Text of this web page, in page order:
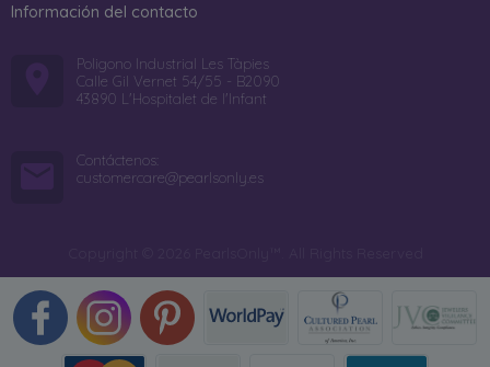
Información del contacto
Poligono Industrial Les Tàpies
Calle Gil Vernet 54/55 - B2090
43890 L'Hospitalet de l'Infant
Contáctenos:
customercare@pearlsonly.es